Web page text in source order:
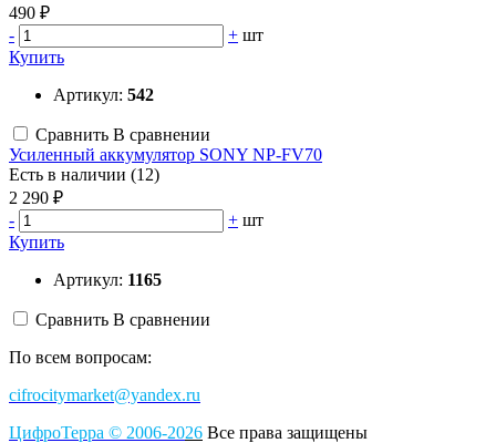
490 ₽
-
+ шт
Купить
Артикул: 542
Сравнить В сравнении
Усиленный аккумулятор SONY NP-FV70
Есть в наличии (12)
2 290 ₽
-
+ шт
Купить
Артикул: 1165
Сравнить В сравнении
По всем вопросам:
cifrocitymarket@yandex.ru
ЦифроТерра © 2006-2026 Все права защищены